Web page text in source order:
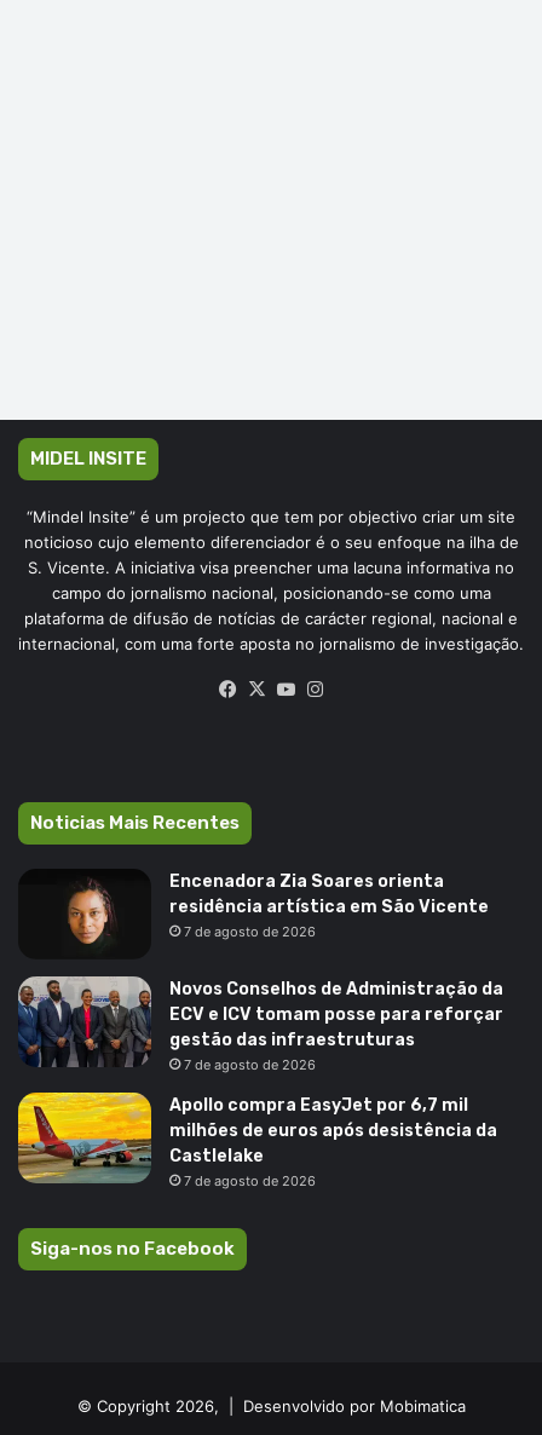
MIDEL INSITE
“Mindel Insite” é um projecto que tem por objectivo criar um site
noticioso cujo elemento diferenciador é o seu enfoque na ilha de
S. Vicente. A iniciativa visa preencher uma lacuna informativa no
campo do jornalismo nacional, posicionando-se como uma
plataforma de difusão de notícias de carácter regional, nacional e
internacional, com uma forte aposta no jornalismo de investigação.
Facebook
X YouTube
Noticias Mais Recentes
Encenadora Zia Soares orienta
residência artística em São Vicente
7 de agosto de 2026
Novos Conselhos de Administração da
ECV e ICV tomam posse para reforçar
gestão das infraestruturas
7 de agosto de 2026
Apollo compra EasyJet por 6,7 mil
milhões de euros após desistência da
Castlelake
7 de agosto de 2026
Siga-nos no Facebook
© Copyright 2026, | Desenvolvido por Mobimatica